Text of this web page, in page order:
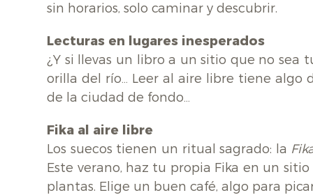
sin horarios, solo caminar y descubrir.
Lecturas en lugares inesperados
¿Y si llevas un libro a un sitio que no
orilla del río… Leer al aire libre tiene algo
de la ciudad de fondo…
Fika al aire libre
Los suecos tienen un ritual sagrado: la
Este verano, haz tu propia Fika en un
plantas. Elige un buen café, algo para